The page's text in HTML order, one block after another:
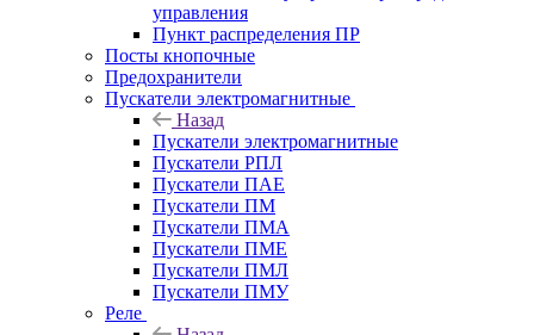
управления
Пункт распределения ПР
Посты кнопочные
Предохранители
Пускатели электромагнитные
Назад
Пускатели электромагнитные
Пускатели РПЛ
Пускатели ПАЕ
Пускатели ПМ
Пускатели ПМА
Пускатели ПМЕ
Пускатели ПМЛ
Пускатели ПМУ
Реле